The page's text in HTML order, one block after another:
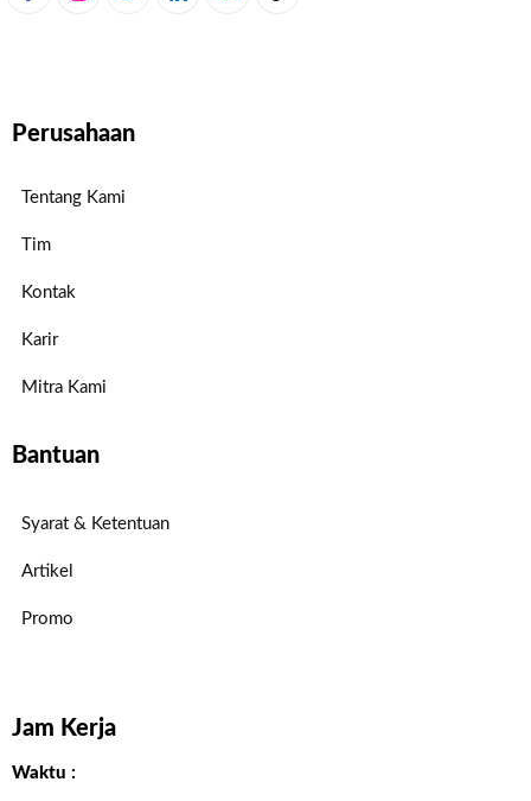
Perusahaan
Tentang Kami
Tim
Kontak
Karir
Mitra Kami
Bantuan
Syarat & Ketentuan
Artikel
Promo
Jam Kerja
Waktu :